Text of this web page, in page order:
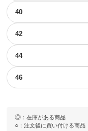
40
42
44
46
◎ ：在庫がある商品
○ ：注文後に買い付ける商品